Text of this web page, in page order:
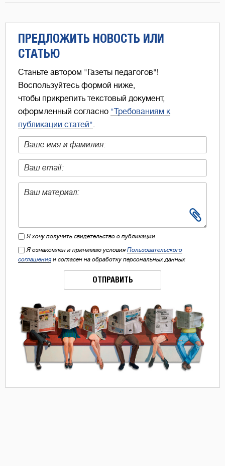
ПРЕДЛОЖИТЬ НОВОСТЬ ИЛИ
СТАТЬЮ
Станьте автором "Газеты педагогов"!
Воспользуйтесь формой ниже,
чтобы прикрепить текстовый документ,
оформленный согласно "Требованиям к
публикации статей"
Я хочу получить свидетельство о публикации
Я ознакомлен и принимаю условия Пользовательского
соглашения и согласен на обработку персональных данных
ОТПРАВИТЬ